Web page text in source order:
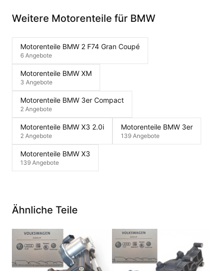
Weitere Motorenteile für BMW
Motorenteile BMW 2 F74 Gran Coupé
6 Angebote
Motorenteile BMW XM
3 Angebote
Motorenteile BMW 3er Compact
2 Angebote
Motorenteile BMW X3 2.0i
2 Angebote
Motorenteile BMW 3er
139 Angebote
Motorenteile BMW X3
139 Angebote
Ähnliche Teile